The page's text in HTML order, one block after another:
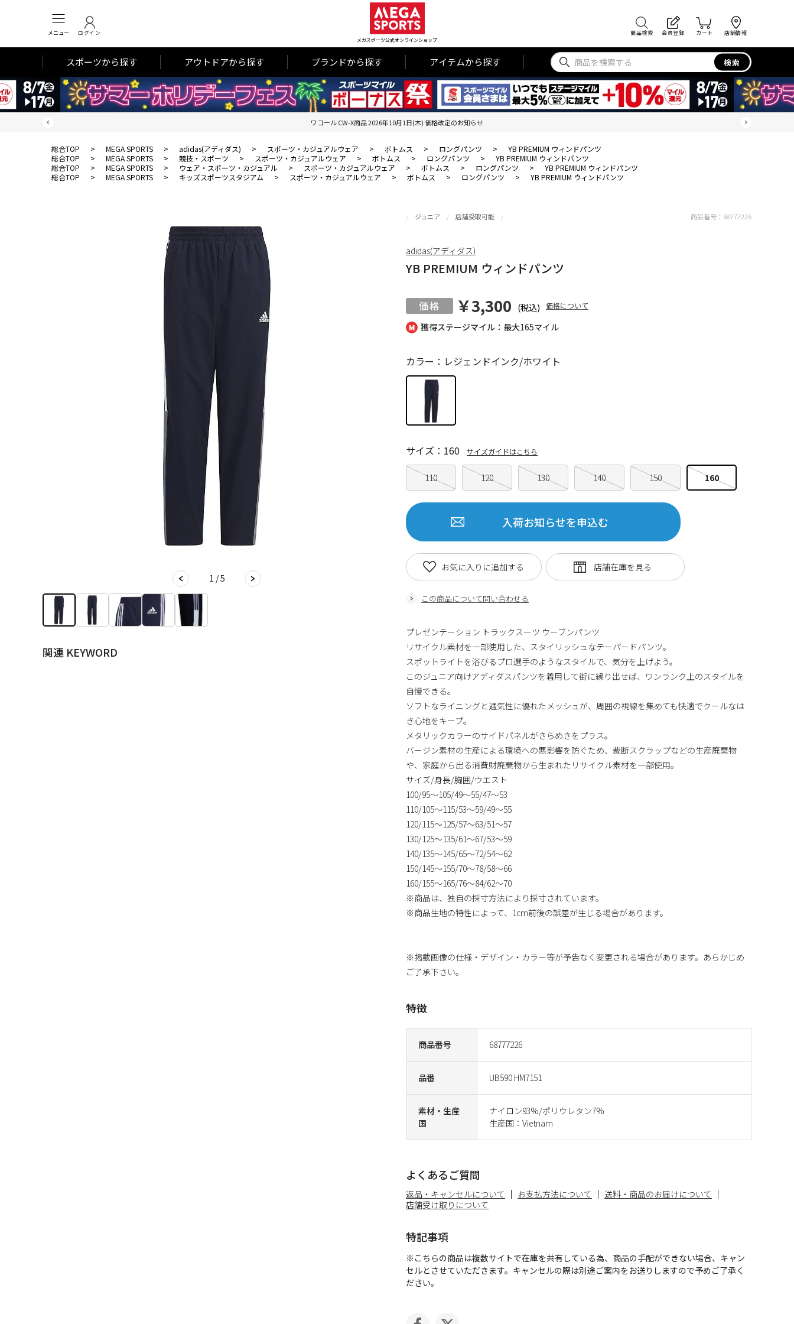
メニュー ログイン
メガスポーツ公式オンラインショップ
商品検索 会員登録 カート 店舗情報
スポーツから探す アウトドアから探す ブランドから探す アイテムから探す 検索
ワコール CW-X商品 2026年10月1日(木) 価格改定のお知らせ
総合TOP > MEGA SPORTS > adidas(アディダス) > スポーツ・カジュアルウェア > ボトムス > ロングパンツ >
YB PREMIUM ウィンドパンツ
総合TOP
> MEGA SPORTS > 競技・スポーツ > スポーツ・カジュアルウェア > ボトムス > ロングパンツ >
YB PREMIUM ウィンドパンツ
総合TOP
> MEGA SPORTS > ウェア・スポーツ・カジュアル > スポーツ・カジュアルウェア > ボトムス > ロングパンツ >
YB PREMIUM ウィンドパンツ
総合TOP
> MEGA SPORTS > キッズスポーツスタジアム > スポーツ・カジュアルウェア > ボトムス > ロングパンツ > YB PREMIUM ウィンドパンツ
1 / 5
関連 KEYWORD
獲得ステージマイル：最大165マイル
ジュニア 店舗受取可能
YB PREMIUM ウィンドパンツ
￥3,300 (税込) 価格について
商品番号 68777226
品番 UB590 HM7151
素材・生産
国
ナイロン93%/ポリウレタン7%
生産国：Vietnam
カラー：レジェンドインク/ホワイト
110 120 130 140 150 160
サイズ：160 サイズガイドはこちら
入荷お知らせを申込む
この商品について問い合わせる
お気に入りに追加する
商品番号： 68777226
adidas(アディダス)
プレゼンテーション トラックスーツ ウーブンパンツ
リサイクル素材を一部使用した、スタイリッシュなテーパードパンツ。
スポットライトを浴びるプロ選手のようなスタイルで、気分を上げよう。
このジュニア向けアディダスパンツを着用して街に繰り出せば、ワンランク上のスタイルを
自慢できる。
ソフトなライニングと通気性に優れたメッシュが、周囲の視線を集めても快適でクールなは
き心地をキープ。
メタリックカラーのサイドパネルがきらめきをプラス。
バージン素材の生産による環境への悪影響を防ぐため、裁断スクラップなどの生産廃棄物
や、家庭から出る消費財廃棄物から生まれたリサイクル素材を一部使用。
サイズ/身長/胸囲/ウエスト
100/95～105/49～55/47～53
110/105～115/53～59/49～55
120/115～125/57～63/51～57
130/125～135/61～67/53～59
140/135～145/65～72/54～62
150/145～155/70～78/58～66
160/155～165/76～84/62～70
※商品は、独自の採寸方法により採寸されています。
※商品生地の特性によって、1cm前後の誤差が生じる場合があります。
※掲載画像の仕様・デザイン・カラー等が予告なく変更される場合があります。あらかじめ
ご了承下さい。
特徴
よくあるご質問
返品・キャンセルについて お支払方法について
送料・商品のお届けについて
店舗受け取りについて
特記事項
※こちらの商品は複数サイトで在庫を共有している為、商品の手配ができない場合、キャン
セルとさせていただきます。キャンセルの際は別途ご案内をお送りしますので予めご了承く
ださい。